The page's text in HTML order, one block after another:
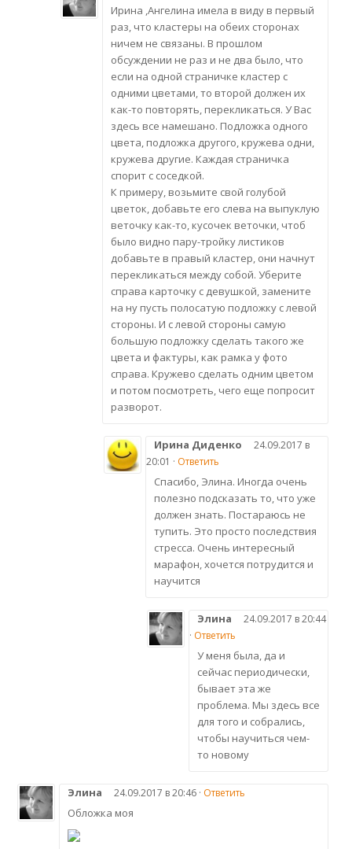
Ирина ,Ангелина имела в виду в первый
раз, что кластеры на обеих сторонах
ничем не связаны. В прошлом
обсуждении не раз и не два было, что
если на одной страничке кластер с
одними цветами, то второй должен их
как-то повторять, перекликаться. У Вас
здесь все намешано. Подложка одного
цвета, подложка другого, кружева одни,
кружева другие. Каждая страничка
спорит с соседкой.
К примеру, возьмите свой голубой
цветок, добавьте его слева на выпуклую
веточку как-то, кусочек веточки, чтоб
было видно пару-тройку листиков
добавьте в правый кластер, они начнут
перекликаться между собой. Уберите
справа карточку с девушкой, замените
на ну пусть полосатую подложку с левой
стороны. И с левой стороны самую
большую подложку сделать такого же
цвета и фактуры, как рамка у фото
справа. Кружево сделать одним цветом
и потом посмотреть, чего еще попросит
разворот.
Ирина Диденко
24.09.2017 в
20:01 · Ответить
Спасибо, Элина. Иногда очень
полезно подсказать то, что уже
должен знать. Постараюсь не
тупить. Это просто последствия
стресса. Очень интересный
марафон, хочется потрудится и
научится
Элина
24.09.2017 в 20:44
· Ответить
У меня была, да и
сейчас периодически,
бывает эта же
проблема. Мы здесь все
для того и собрались,
чтобы научиться чем-
то новому
Элина 24.09.2017 в 20:46 · Ответить
Обложка моя